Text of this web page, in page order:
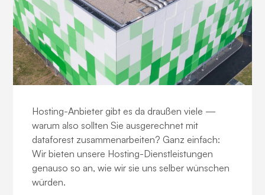
Hosting-Anbieter gibt es da draußen viele —
warum also sollten Sie ausgerechnet mit
dataforest zusammenarbeiten? Ganz einfach:
Wir bieten unsere Hosting-Dienstleistungen
genauso so an, wie wir sie uns selber wünschen
würden.